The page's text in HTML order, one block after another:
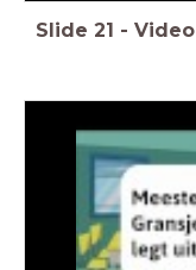
Slide 21 - Video